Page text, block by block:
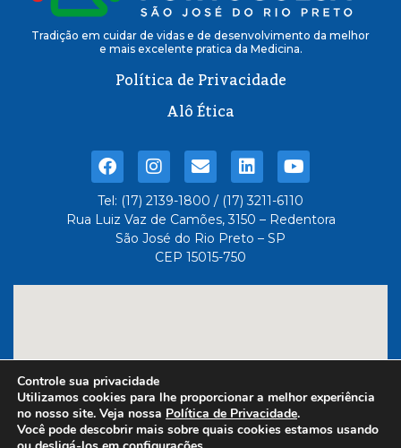
Tradição em cuidar de vidas e de desenvolvimento da melhor
e mais excelente pratica da Medicina.
Política de Privacidade
Alô Ética
Tel: (17) 2139-1800 / (17) 3211-6110
Rua Luiz Vaz de Camões, 3150 – Redentora
São José do Rio Preto – SP
CEP 15015-750
Controle sua privacidade
Utilizamos cookies para lhe proporcionar a melhor experiência
no nosso site. Veja nossa Política de Privacidade.
Você pode descobrir mais sobre quais cookies estamos usando